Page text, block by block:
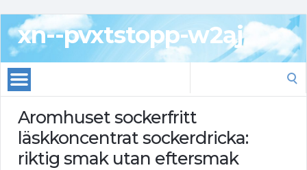
xn--pvxtstopp-w2aj
Aromhuset sockerfritt
läskkoncentrat sockerdricka:
riktig smak utan eftersmak